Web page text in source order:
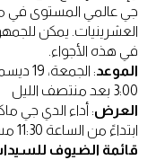
جي عالمي المستوى في
العشرينيات. يمكن
في هذه الأجواء.
الموعد
3:00 بعد منتصف الليل
العرض: أداء الدي جي
ابتداءً من الساعة 11:30 مساءً
قائمة الضيوف